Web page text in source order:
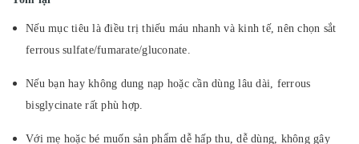
Nếu mục tiêu là điều trị thiếu máu nhanh và kinh tế, nên chọn sắt
ferrous sulfate/fumarate/gluconate.
Nếu bạn hay không dung nạp hoặc cần dùng lâu dài, ferrous
bisglycinate rất phù hợp.
Với mẹ hoặc bé muốn sản phẩm dễ hấp thu, dễ dùng, không gây